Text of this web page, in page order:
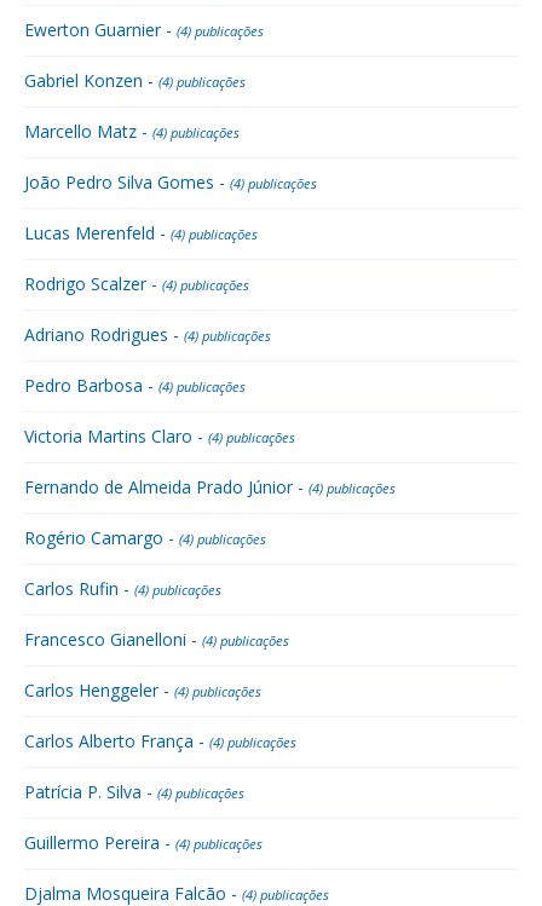
Ewerton Guarnier - (4) publicações
Gabriel Konzen - (4) publicações
Marcello Matz - (4) publicações
João Pedro Silva Gomes - (4) publicações
Lucas Merenfeld - (4) publicações
Rodrigo Scalzer - (4) publicações
Adriano Rodrigues - (4) publicações
Pedro Barbosa - (4) publicações
Victoria Martins Claro - (4) publicações
Fernando de Almeida Prado Júnior - (4) publicações
Rogério Camargo - (4) publicações
Carlos Rufin - (4) publicações
Francesco Gianelloni - (4) publicações
Carlos Henggeler - (4) publicações
Carlos Alberto França - (4) publicações
Patrícia P. Silva - (4) publicações
Guillermo Pereira - (4) publicações
Djalma Mosqueira Falcão - (4) publicações